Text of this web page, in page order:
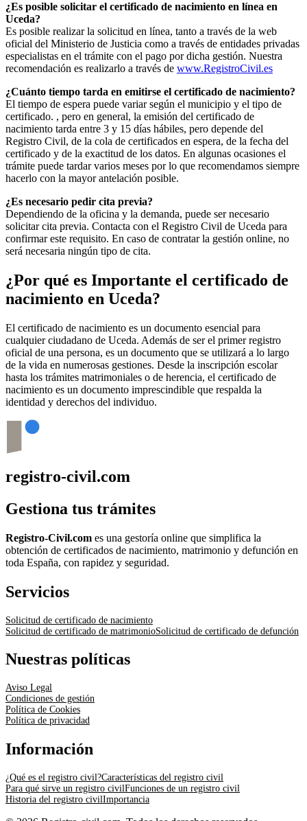
¿Es posible solicitar el certificado de nacimiento en línea en
Uceda?
Es posible realizar la solicitud en línea, tanto a través de la web
oficial del Ministerio de Justicia como a través de entidades privadas
especialistas en el trámite con el pago por dicha gestión. Nuestra
recomendación es realizarlo a través de www.RegistroCivil.es
¿Cuánto tiempo tarda en emitirse el certificado de nacimiento?
El tiempo de espera puede variar según el municipio y el tipo de
certificado. , pero en general, la emisión del certificado de
nacimiento tarda entre 3 y 15 días hábiles, pero depende del
Registro Civil, de la cola de certificados en espera, de la fecha del
certificado y de la exactitud de los datos. En algunas ocasiones el
trámite puede tardar varios meses por lo que recomendamos siempre
hacerlo con la mayor antelación posible.
¿Es necesario pedir cita previa?
Dependiendo de la oficina y la demanda, puede ser necesario
solicitar cita previa. Contacta con el Registro Civil de Uceda para
confirmar este requisito. En caso de contratar la gestión online, no
será necesaria ningún tipo de cita.
¿Por qué es Importante el certificado de
nacimiento en Uceda?
El certificado de nacimiento es un documento esencial para
cualquier ciudadano de Uceda. Además de ser el primer registro
oficial de una persona, es un documento que se utilizará a lo largo
de la vida en numerosas gestiones. Desde la inscripción escolar
hasta los trámites matrimoniales o de herencia, el certificado de
nacimiento es un documento imprescindible que respalda la
identidad y derechos del individuo.
registro-civil.com
Gestiona tus trámites
Registro-Civil.com es una gestoría online que simplifica la
obtención de certificados de nacimiento, matrimonio y defunción en
toda España, con rapidez y seguridad.
Servicios
Solicitud de certificado de nacimiento
Solicitud de certificado de matrimonioSolicitud de certificado de defunción
Nuestras políticas
Aviso Legal
Condiciones de gestión
Política de Cookies
Política de privacidad
Información
¿Qué es el registro civil?Características del registro civil
Para qué sirve un registro civilFunciones de un registro civil
Historia del registro civilImportancia